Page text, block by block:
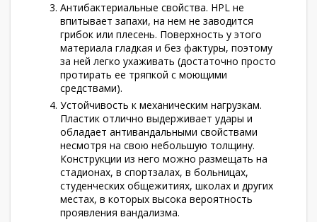
Антибактериальные свойства. HPL не
впитывает запахи, на нем не заводится
грибок или плесень. Поверхность у этого
материала гладкая и без фактуры, поэтому
за ней легко ухаживать (достаточно просто
протирать ее тряпкой с моющими
средствами).
Устойчивость к механическим нагрузкам.
Пластик отлично выдерживает удары и
обладает антивандальными свойствами
несмотря на свою небольшую толщину.
Конструкции из него можно размещать на
стадионах, в спортзалах, в больницах,
студенческих общежитиях, школах и других
местах, в которых высока вероятность
проявления вандализма.